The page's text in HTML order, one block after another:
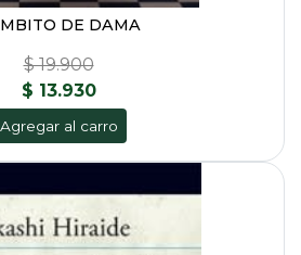
DE DAMA
$ 19.900
$ 13.930
Agregar al carro